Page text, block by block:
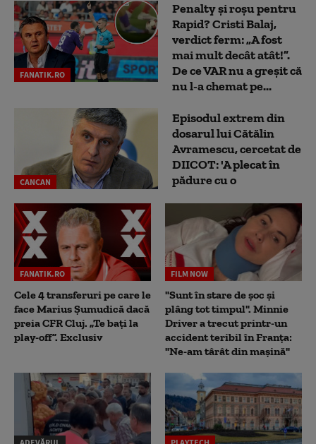
FANATIK.RO
Penalty și roșu pentru
Rapid? Cristi Balaj,
verdict ferm: „A fost
mai mult decât atât!”.
De ce VAR nu a greșit că
nu l-a chemat pe...
CANCAN
Episodul extrem din
dosarul lui Cătălin
Avramescu, cercetat de
DIICOT: 'A plecat în
pădure cu o
FANATIK.RO
Cele 4 transferuri pe care le
face Marius Șumudică dacă
preia CFR Cluj. „Te bați la
play-off”. Exclusiv
FILM NOW
"Sunt în stare de șoc și
plâng tot timpul". Minnie
Driver a trecut printr-un
accident teribil în Franța:
"Ne-am târât din mașină"